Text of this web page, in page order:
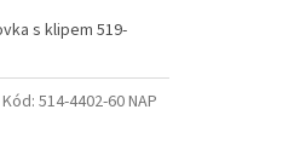
s klipem 519-
Kód: 514-4402-60 NAP